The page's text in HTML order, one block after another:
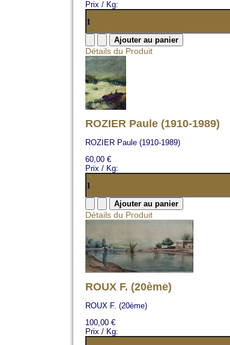
Prix / Kg:
Détails du Produit
ROZIER Paule (1910-1989)
ROZIER Paule (1910-1989)
60,00 €
Prix / Kg:
Détails du Produit
ROUX F. (20ème)
ROUX F. (20ème)
100,00 €
Prix / Kg: